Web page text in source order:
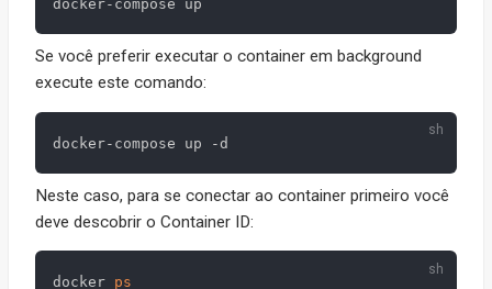
Se você preferir executar o container em background
execute este comando:
Neste caso, para se conectar ao container primeiro você
deve descobrir o Container ID:
docker ps